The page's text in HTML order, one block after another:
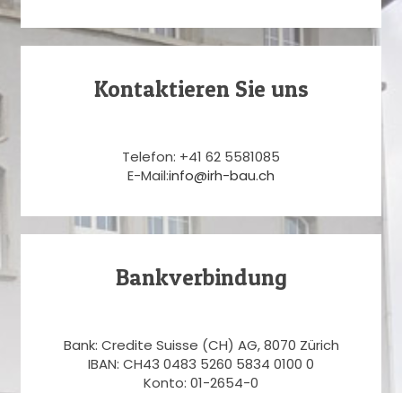
Kontaktieren Sie uns
Telefon: +41 62 5581085
E-Mail:info@irh-bau.ch
Bankverbindung
Bank: Credite Suisse (CH) AG, 8070 Zürich
IBAN: CH43 0483 5260 5834 0100 0
Konto: 01-2654-0